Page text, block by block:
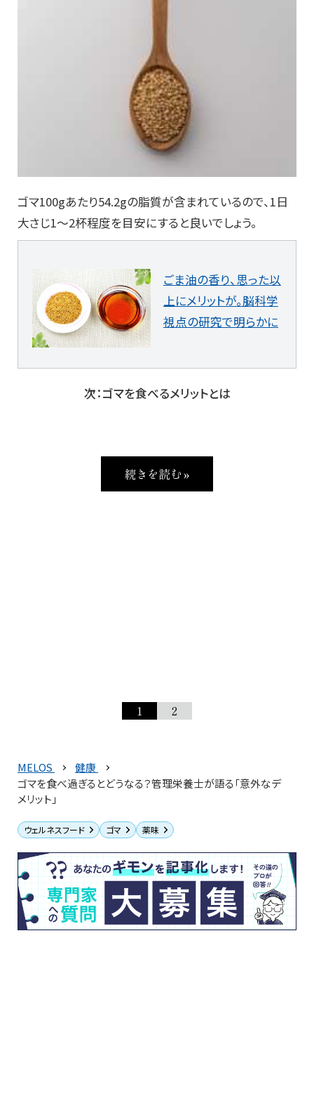
ゴマ100gあたり54.2gの脂質が含まれているので、1日
大さじ1〜2杯程度を目安にすると良いでしょう。
ごま油の香り、思った以
上にメリットが。脳科学
視点の研究で明らかに
次：ゴマを食べるメリットとは
続きを読む »
1 2
MELOS
健康
ゴマを食べ過ぎるとどうなる？管理栄養士が語る「意外なデ
メリット」
ウェルネスフード ゴマ 薬味